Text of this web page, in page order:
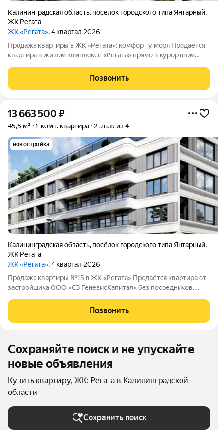
Калининградская область, посёлок городского типа Янтарный,
ЖК Регата
ЖК «Регата», 4 квартал 2026
Продажа квартиры в ЖК «Регата»: комфорт у моря Продаётся
квартира в жилом комплексе «Регата» прямо в курортном
«Голубым флагом». Продажа ведётся напрямую от
Позвонить
13 663 500 ₽
45,6 м² 1-комн. квартира 2 этаж из 4
новостройка
Калининградская область, посёлок городского типа Янтарный,
ЖК Регата
ЖК «Регата», 4 квартал 2026
Продажа квартиры №15 в ЖК «Регата» Продаётся квартира от
застройщика ООО «СЗ ГенезисКапитал» без посредников.
комфорткласса на 37квартир в курортном городе. Проект
объединяет современные стандарты
Позвонить
Сохраняйте поиск и не упускайте
новые объявления
Купить квартиру, ЖК: Регата в Калининградской
области
Сохранить поиск